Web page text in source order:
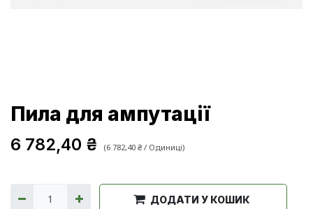
Пила для ампутації
6 782,40 ₴ (6 782,40 ₴ / Одиниці)
ДОДАТИ У КОШИК